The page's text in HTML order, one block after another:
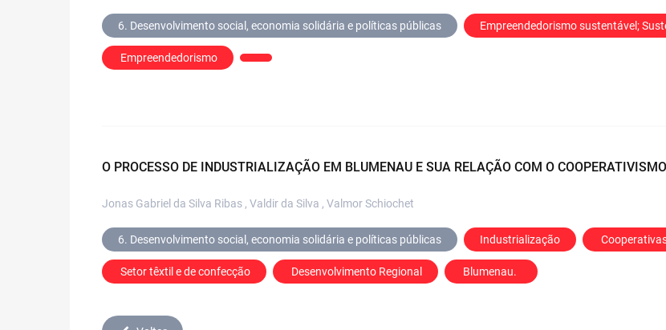
6. Desenvolvimento social, economia solidária e políticas públicas Empreendedorismo sustentável;
Empreendedorismo
O PROCESSO DE INDUSTRIALIZAÇÃO EM BLUMENAU E SUA RELAÇÃO COM O
Jonas Gabriel da Silva Ribas , Valdir da Silva , Valmor Schiochet
6. Desenvolvimento social, economia solidária e políticas públicas Industrialização
Setor têxtil e de confecção Desenvolvimento Regional Blumenau.